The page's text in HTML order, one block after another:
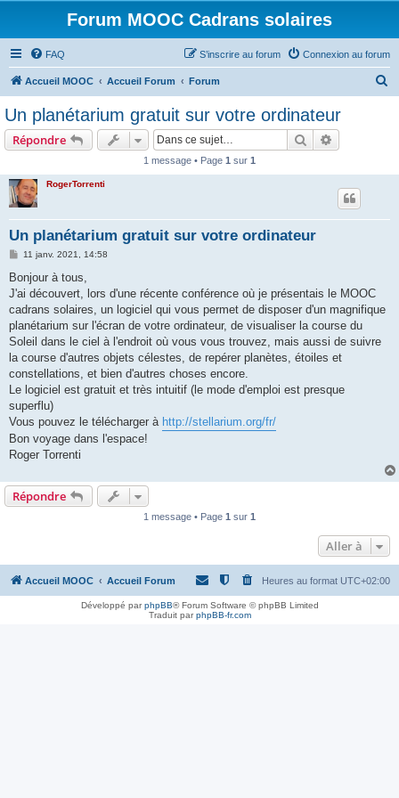
Forum MOOC Cadrans solaires
FAQ Connexion au forum
S’inscrire au forum
Accueil MOOC Accueil Forum Forum
Un planétarium gratuit sur votre ordinateur
Répondre Rechercher
1 message • Page 1 sur 1
RogerTorrenti
Un planétarium gratuit sur votre ordinateur
M
s
a
g
11 janv. 2021, 14:58
Bonjour à tous,
J'ai découvert, lors d'une récente conférence où je présentais le MOOC
cadrans solaires, un logiciel qui vous permet de disposer d'un magnifique
planétarium sur l'écran de votre ordinateur, de visualiser la course du
Soleil dans le ciel à l'endroit où vous vous trouvez, mais aussi de suivre
la course d'autres objets célestes, de repérer planètes, étoiles et
constellations, et bien d'autres choses encore.
Le logiciel est gratuit et très intuitif (le mode d'emploi est presque
superflu)
Vous pouvez le télécharger à http://stellarium.org/fr/
Bon voyage dans l'espace!
Roger Torrenti
Répondre
1 message • Page 1 sur 1
Aller à
Accueil MOOC Accueil Forum Heures au format UTC+02:00
Développé parphpBB® Forum Software © phpBB Limited
Traduit parphpBB-fr.com